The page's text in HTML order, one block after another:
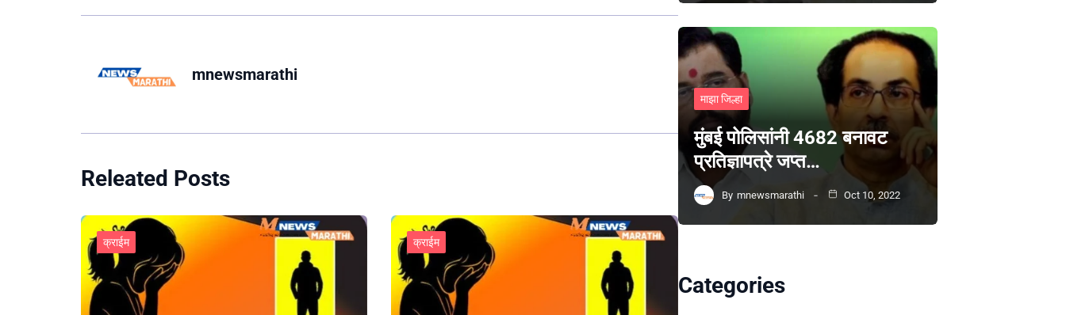
mnewsmarathi
Releated Posts
क्राईम क्राईम
माझा जिल्हा
मुंबई पोलिसांनी 4682 बनावट
प्रतिज्ञापत्रे जप्त…
By mnewsmarathi Oct 10, 2022
Categories